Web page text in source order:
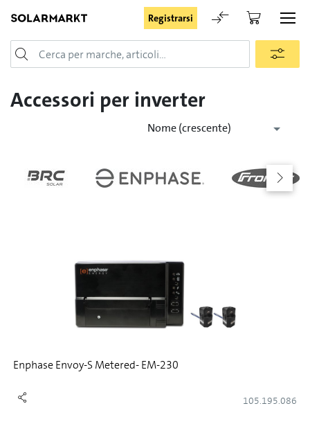
Registrarsi
Login
Richiesta di registrazione per login
Accessori per inverter
Nome (crescente)
Enphase Envoy-S Metered- EM-230
105.195.086